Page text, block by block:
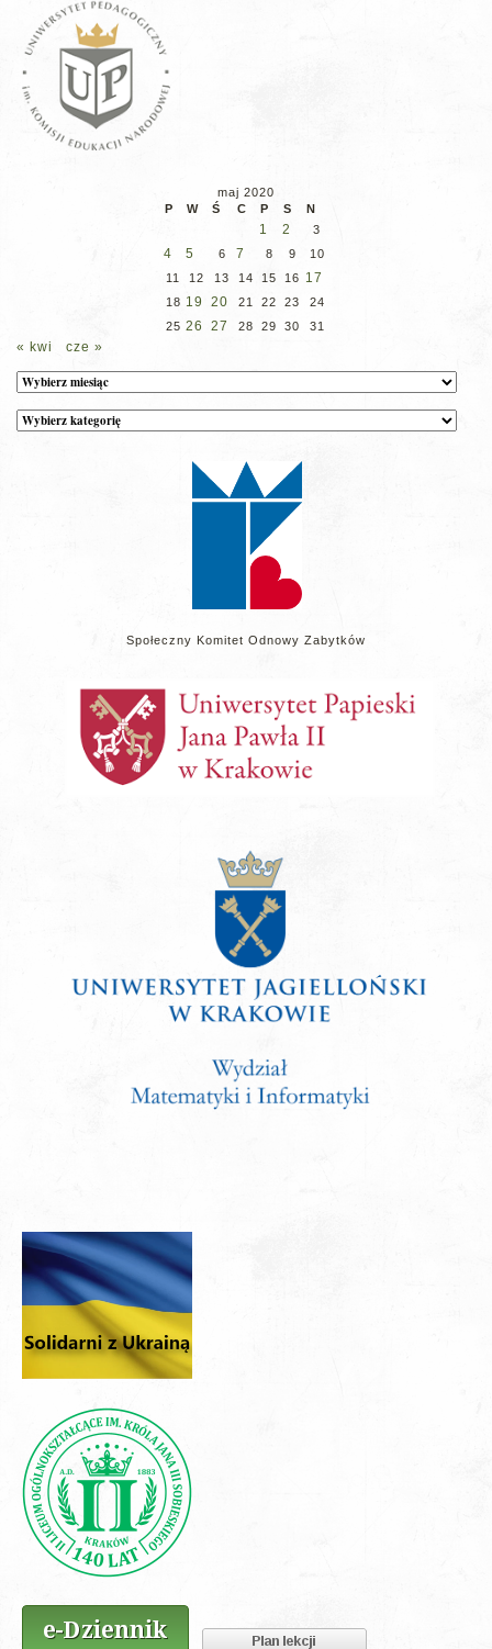
maj 2020
P
W Ś C P S N
1 2 3
4 5 6 7 8 9
10
11
12 13 14 15 16 17
18 19 20 21 22 23
24
25 26 27 28 29 30 31
« kwi cze »
Archiwum
Kategorie
wpisów
Społeczny Komitet Odnowy Zabytków